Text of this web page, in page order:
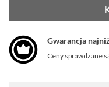
Gwarancja
Ceny sprawdzane